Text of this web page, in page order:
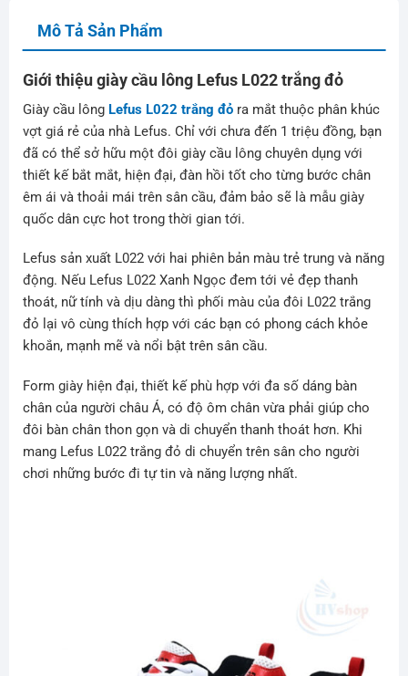
Mô Tả Sản Phẩm
Giới thiệu giày cầu lông Lefus L022 trắng đỏ
Giày cầu lông Lefus L022 trắng đỏra mắt thuộc phân khúc
vợt giá rẻ của nhà Lefus. Chỉ với chưa đến 1 triệu đồng, bạn
đã có thể sở hữu một đôi giày cầu lông chuyên dụng với
thiết kế bắt mắt, hiện đại, đàn hồi tốt cho từng bước chân
êm ái và thoải mái trên sân cầu, đảm bảo sẽ là mẫu giày
quốc dân cực hot trong thời gian tới.
Lefus sản xuất L022 với hai phiên bản màu trẻ trung và năng
động. Nếu Lefus L022 Xanh Ngọc đem tới vẻ đẹp thanh
thoát, nữ tính và dịu dàng thì phối màu của đôi L022 trắng
đỏ lại vô cùng thích hợp với các bạn có phong cách khỏe
khoắn, mạnh mẽ và nổi bật trên sân cầu.
Form giày hiện đại, thiết kế phù hợp với đa số dáng bàn
chân của người châu Á, có độ ôm chân vừa phải giúp cho
đôi bàn chân thon gọn và di chuyển thanh thoát hơn. Khi
mang Lefus L022 trắng đỏ di chuyển trên sân cho người
chơi những bước đi tự tin và năng lượng nhất.